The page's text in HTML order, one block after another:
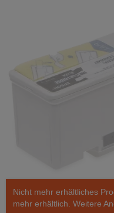
Nicht mehr erhältliches
mehr erhältlich. Weitere